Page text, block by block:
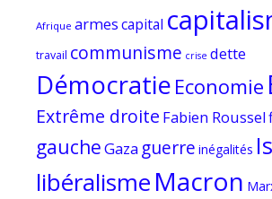
Afrique armescapital
travail communisme crise dette
Démocratie Economie
Extrême droite Fabien Roussel
gaucheGaza guerre inégalités
libéralismeMacron